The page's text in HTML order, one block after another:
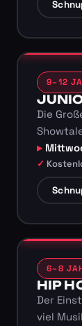
9–12
Die
6–8
HIP
Der
viel